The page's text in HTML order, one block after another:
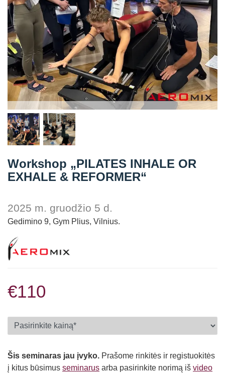
Straipsniai
Sėkmės istorijos
Atsiliepimai
Kontaktai
Workshop „PILATES INHALE OR
EXHALE & REFORMER“
2025 m. gruodžio 5 d.
Gedimino 9, Gym Plius, Vilnius.
€110
Šis seminaras jau įvyko. Prašome rinkitės ir registuokitės
į kitus būsimus seminarus arba pasirinkite norimą iš video